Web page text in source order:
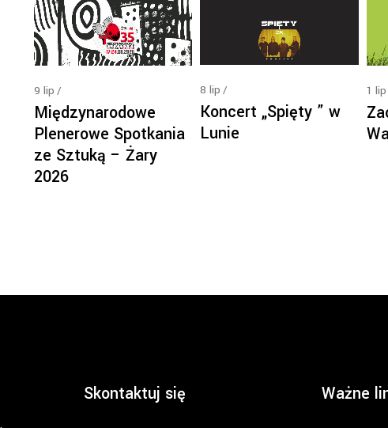
9 lip
Międzynarodowe
Plenerowe Spotkania
ze Sztuką – Żary
2026
8 lip
Koncert „Spięty ” w
Lunie
1 lip
Skontaktuj się Ważne